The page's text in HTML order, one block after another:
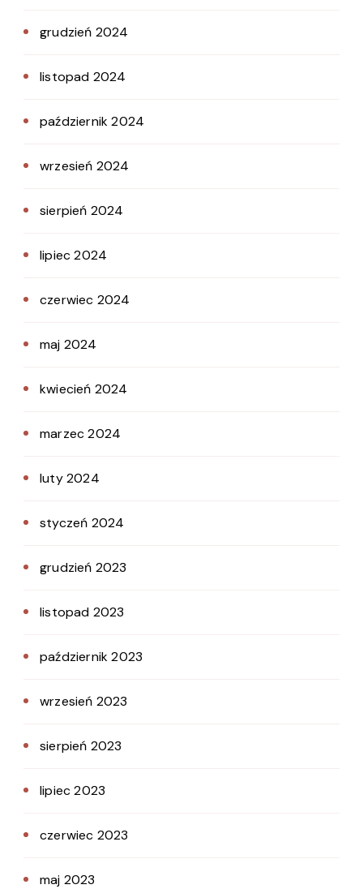
grudzień 2024
listopad 2024
październik 2024
wrzesień 2024
sierpień 2024
lipiec 2024
czerwiec 2024
maj 2024
kwiecień 2024
marzec 2024
luty 2024
styczeń 2024
grudzień 2023
listopad 2023
październik 2023
wrzesień 2023
sierpień 2023
lipiec 2023
czerwiec 2023
maj 2023